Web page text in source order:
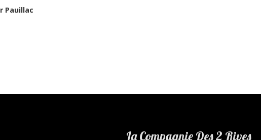
Pauillac
La Compagnie Des 2 Rives